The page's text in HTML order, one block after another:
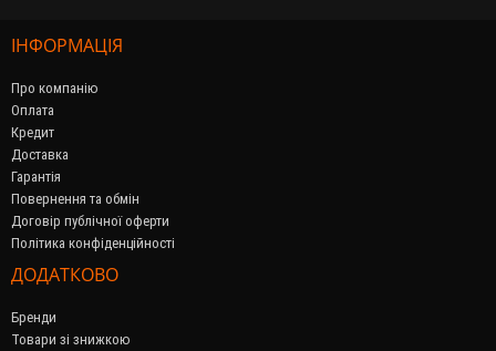
ІНФОРМАЦІЯ
Про компанію
Оплата
Кредит
Доставка
Гарантія
Повернення та обмін
Договір публічної оферти
Політика конфіденційності
ДОДАТКОВО
Бренди
Товари зі знижкою